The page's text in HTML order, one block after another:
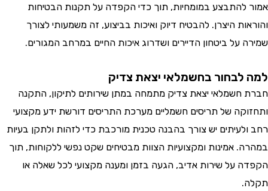
במומחיות, תוך כדי הקפדה על תקנות הבטיחות
היצרן. להבטיח דיוק ואיכות בביצוע, זה משמעותי לצורך
על ביטחון הדיירים ושדרוג איכות החיים במרחב המגורים.
בחשמלאי יצאת צדיק
יצאת צדיק מתמחה במתן שירותים לתיקון, התקנה
של תריסים חשמליים מערכת התריסים דורשת ידע מקצועי
יש צורך בהבנה טכנית מורכבת כדי לזהות ולתקן בעיות
אמינות ומקצועיות הצוות מבטיחים שקט נפשי ללקוחות, תוך
על שירות אדיב, הגעה בזמן ומענה מקצועי לכל שאלה או